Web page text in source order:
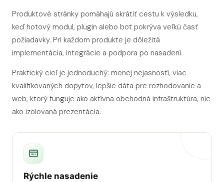
Produktové stránky pomáhajú skrátiť cestu k výsledku,
keď hotový modul, plugin alebo bot pokrýva veľkú časť
požiadavky. Pri každom produkte je dôležitá
implementácia, integrácie a podpora po nasadení.
Praktický cieľ je jednoduchý: menej nejasností, viac
kvalifikovaných dopytov, lepšie dáta pre rozhodovanie a
web, ktorý funguje ako aktívna obchodná infraštruktúra, nie
ako izolovaná prezentácia.
Rýchle nasadenie